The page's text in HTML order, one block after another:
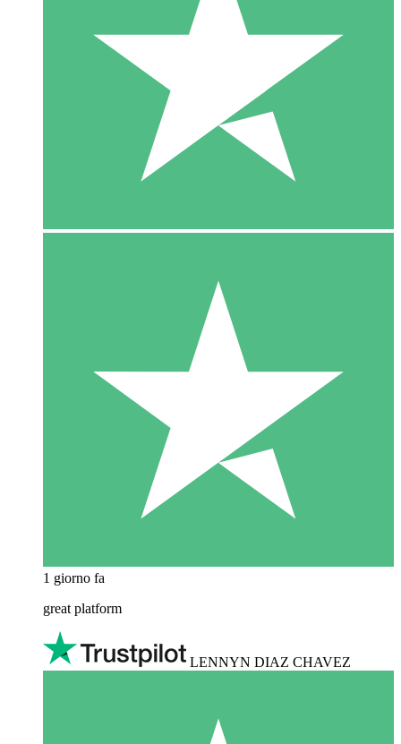
1 giorno fa
great platform
LENNYN DIAZ CHAVEZ